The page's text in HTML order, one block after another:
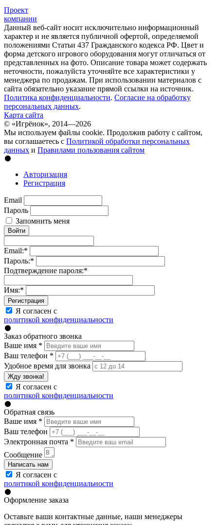
Проект
компании
Данный веб-сайт носит исключительно информационный
характер и не является публичной офертой, определяемой
положениями Статьи 437 Гражданского кодекса РФ. Цвет и
форма детского игрового оборудования могут отличаться от
представленных на фото. Описание товара может содержать
неточности, пожалуйста уточняйте все характеристики у
менеджера по продажам. При использовании материалов с
сайта обязательно указание прямой ссылки на источник.
Политика конфиденциальности. Согласие на обработку
персональных данных.
Карта сайта
© «Игрёнок», 2014—2026
Мы используем файлы cookie. Продолжив работу с сайтом,
вы соглашаетесь с Политикой обработки персональных
данных и Правилами пользования сайтом
Авторизация
Регистрация
Email
Пароль
Запомнить меня
Войти
Email:*
Пароль:*
Подтверждение пароля:*
Имя:*
Регистрация
Я согласен с
политикой конфиденциальности
Заказ обратного звонка
Ваше имя *
Ваш телефон *
Удобное время для звонка
Жду звонка!
Я согласен с
политикой конфиденциальности
Обратная связь
Ваше имя *
Ваш телефон
Электронная почта *
Сообщение
Написать нам
Я согласен с
политикой конфиденциальности
Оформление заказа
Оставьте ваши контактные данные, наши менеджеры